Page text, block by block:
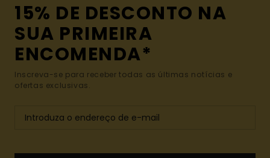
15% DE DESCONTO NA
SUA PRIMEIRA
ENCOMENDA*
Inscreva-se para receber todas as últimas notícias e
ofertas exclusivas.